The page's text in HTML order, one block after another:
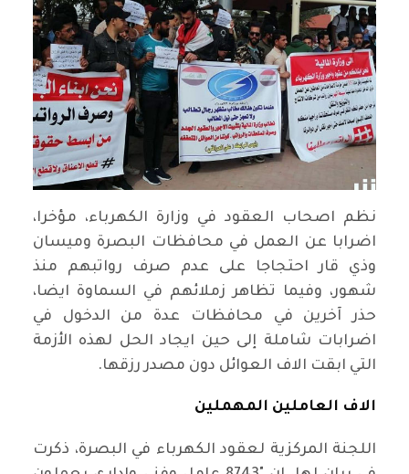
نظم اصحاب العقود في وزارة الكهرباء، مؤخرا،
اضرابا عن العمل في محافظات البصرة وميسان
وذي قار احتجاجا على عدم صرف رواتبهم منذ
شهور، وفيما تظاهر زملائهم في السماوة ايضا،
حذر آخرين في محافظات عدة من الدخول في
اضرابات شاملة إلى حين ايجاد الحل لهذه الأزمة
التي ابقت الاف العوائل دون مصدر رزقها.
الاف العاملين المهملين
اللجنة المركزية لعقود الكهرباء في البصرة، ذكرت